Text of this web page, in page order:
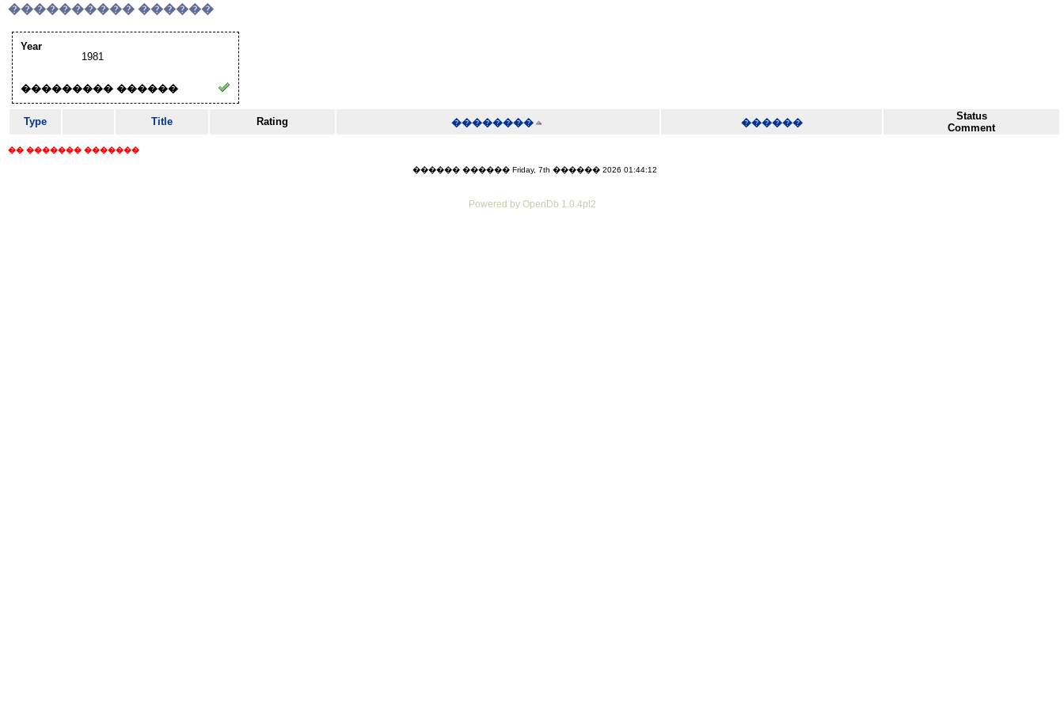
���������� ������
Year
1981
��������� ������
Type Title Rating �������� ������
Status
Comment
�� ������� �������
������ ������ Friday, 7th ������ 2026 01:44:12
Powered by OpenDb 1.0.4pl2